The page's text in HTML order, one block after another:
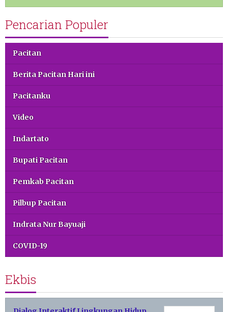
Pencarian Populer
Pacitan
Berita Pacitan Hari ini
Pacitanku
Video
Indartato
Bupati Pacitan
Pemkab Pacitan
Pilbup Pacitan
Indrata Nur Bayuaji
COVID-19
Ekbis